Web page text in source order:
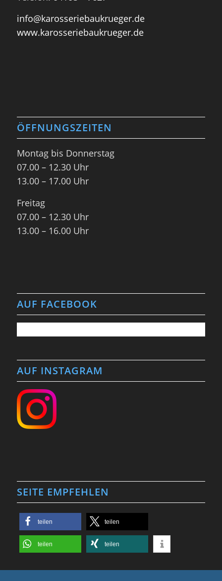
info@karosseriebaukrueger.de
www.karosseriebaukrueger.de
ÖFFNUNGSZEITEN
Montag bis Donnerstag
07.00 – 12.30 Uhr
13.00 – 17.00 Uhr
Freitag
07.00 – 12.30 Uhr
13.00 – 16.00 Uhr
AUF FACEBOOK
AUF INSTAGRAM
SEITE EMPFEHLEN
teilen teilen
teilen teilen